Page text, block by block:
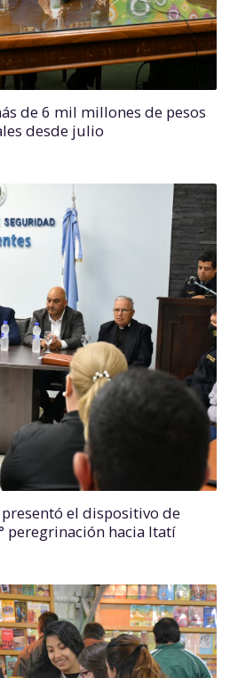
de 6 mil millones de pesos
desde julio
el dispositivo de
peregrinación hacia Itatí